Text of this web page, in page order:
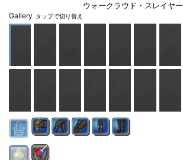
ウォークラウド・スレイヤー
Gallery タップで切り替え